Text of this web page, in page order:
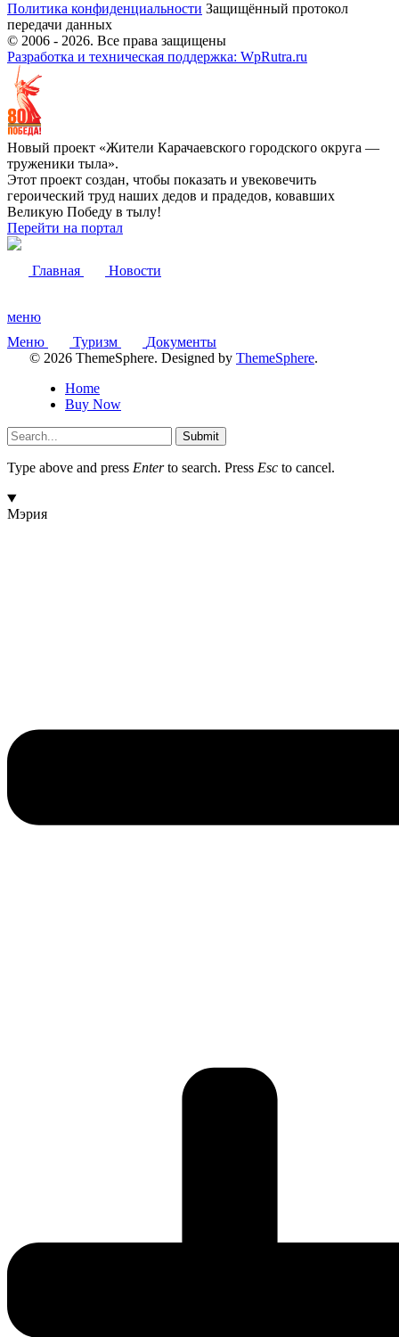
Политика конфиденциальности Защищённый протокол
передачи данных
© 2006 - 2026. Все права защищены
Разработка и техническая поддержка: WpRutra.ru
Новый проект «Жители Карачаевского городского округа —
труженики тыла».
Этот проект создан, чтобы показать и увековечить
героический труд наших дедов и прадедов, ковавших
Великую Победу в тылу!
Перейти на портал
Главная Новости
меню
Меню
Туризм
Документы
© 2026 ThemeSphere. Designed by ThemeSphere.
Home
Buy Now
Submit
Type above and press Enterto search. Press Esc to cancel.
Мэрия